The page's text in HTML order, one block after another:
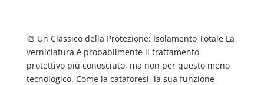
🎨 Un Classico della Protezione: Isolamento Totale La
verniciatura è probabilmente il trattamento
protettivo più conosciuto, ma non per questo meno
tecnologico. Come la cataforesi, la sua funzione